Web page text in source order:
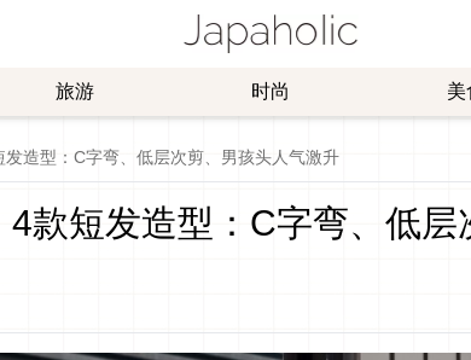
旅游 时尚 美
造型：C字弯、低层次剪、男孩头人气激升
款短发造型：C字弯、低